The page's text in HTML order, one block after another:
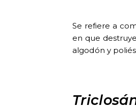
Se refiere a
en que
algodón y